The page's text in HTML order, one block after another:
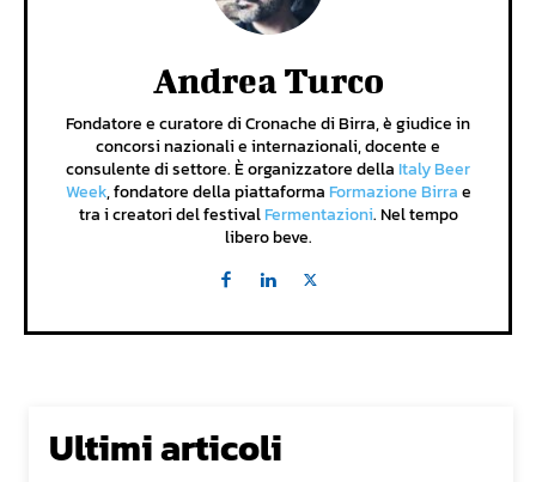
Andrea Turco
Fondatore e curatore di Cronache di Birra, è giudice in
concorsi nazionali e internazionali, docente e
consulente di settore. È organizzatore della Italy Beer
Week, fondatore della piattaforma Formazione Birrae
tra i creatori del festivalFermentazioni. Nel tempo
libero beve.
Ultimi articoli